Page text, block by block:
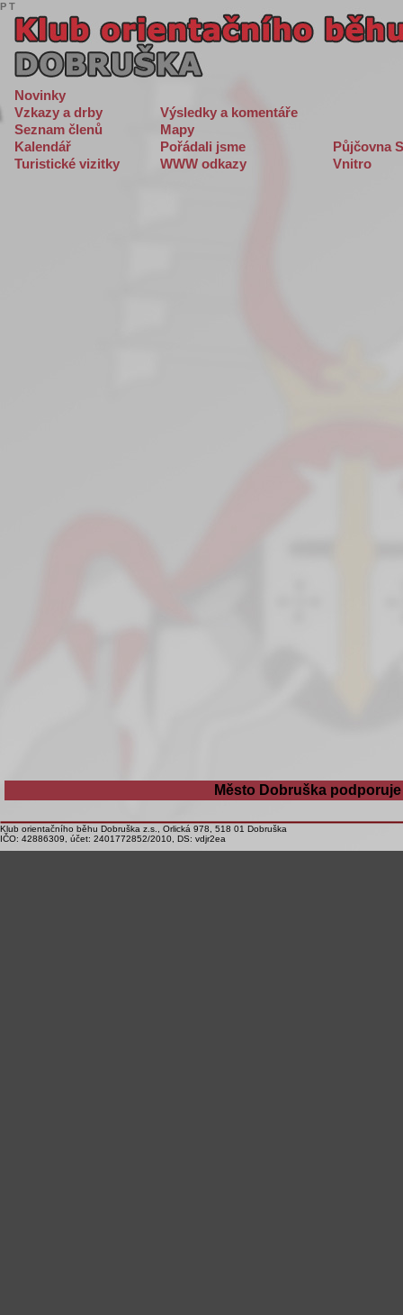
Novinky
Vzkazy a drby
Výsledky a komentáře
Seznam členů
Mapy
Kalendář
Pořádali jsme
Půjčovna
Turistické vizitky
WWW odkazy Vnitro
Město Dobruška
Klub orientačního běhu Dobruška z.s., Orlická 978, 518 01 Dobruška
IČO: 42886309, účet: 2401772852/2010, DS: vdjr2ea
P T